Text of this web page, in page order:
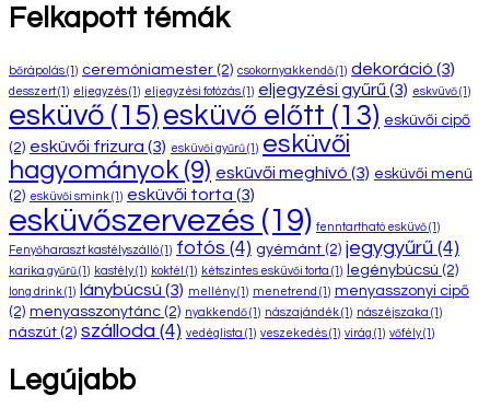
Felkapott témák
bőrápolás(1) ceremóniamester (2) csokornyakkendő(1) dekoráció (3)
desszert(1) eljegyzés(1) eljegyzési fotózás(1) eljegyzési gyűrű(3) eskvüvő(1)
esküvő (15) esküvő előtt (13) esküvői cipő
(2) esküvői frizura (3) esküvői gyűrű(1) esküvői
hagyományok (9) esküvői meghívó (3) esküvői menü
(2) esküvői smink(1) esküvői torta (3)
esküvőszervezés (19) fenntartható esküvő(1)
Fenyőharaszt kastélyszálló(1) fotós (4) gyémánt (2) jegygyűrű (4)
karika gyűrű(1) kastély(1) koktél (1) kétszintes esküvői torta (1) legénybúcsú (2)
long drink(1) lánybúcsú (3) mellény(1) menetrend (1) menyasszonyi cipő
(2) menyasszonytánc (2) nyakkendő(1) nászajándék(1) nászéjszaka (1)
nászút (2) szálloda (4) vedéglista (1) veszekedés(1) virág (1) vőfély(1)
Legújabb